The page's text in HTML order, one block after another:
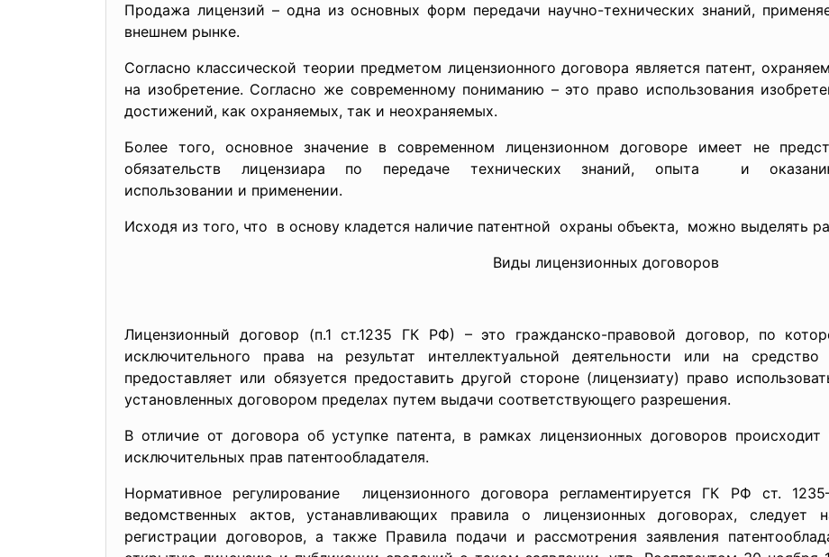
Продажа лицензий – одна из основных форм передачи научно-технических знаний,
внешнем рынке.
Согласно классической теории предметом лицензионного договора является патент,
на изобретение. Согласно же современному пониманию – это право использования
достижений, как охраняемых, так и неохраняемых.
Более того, основное значение в современном лицензионном договоре имеет не
обязательств лицензиара по передаче технических знаний, опыта и
использовании и применении.
Исходя из того, что в основу кладется наличие патентной охраны объекта, можно выделять
Виды лицензионных договоров
Лицензионный договор (п.1 ст.1235 ГК РФ) – это гражданско-правовой договор, по
исключительного права на результат интеллектуальной деятельности или на
предоставляет или обязуется предоставить другой стороне (лицензиату) право
установленных договором пределах путем выдачи соответствующего разрешения.
В отличие от договора об уступке патента, в рамках лицензионных договоров
исключительных прав патентообладателя.
Нормативное регулирование лицензионного договора регламентируется ГК РФ ст.
ведомственных актов, устанавливающих правила о лицензионных договорах, следует
регистрации договоров, а также Правила подачи и рассмотрения заявления